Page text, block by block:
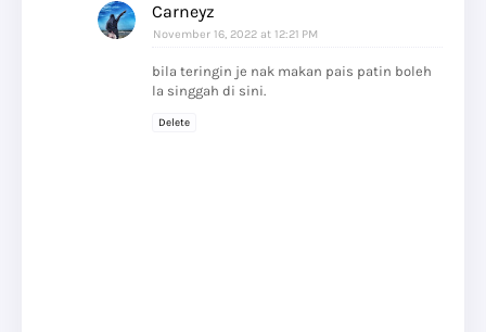
Carneyz
November 16, 2022 at 12:21 PM
bila teringin je nak makan pais patin boleh
la singgah di sini.
Delete